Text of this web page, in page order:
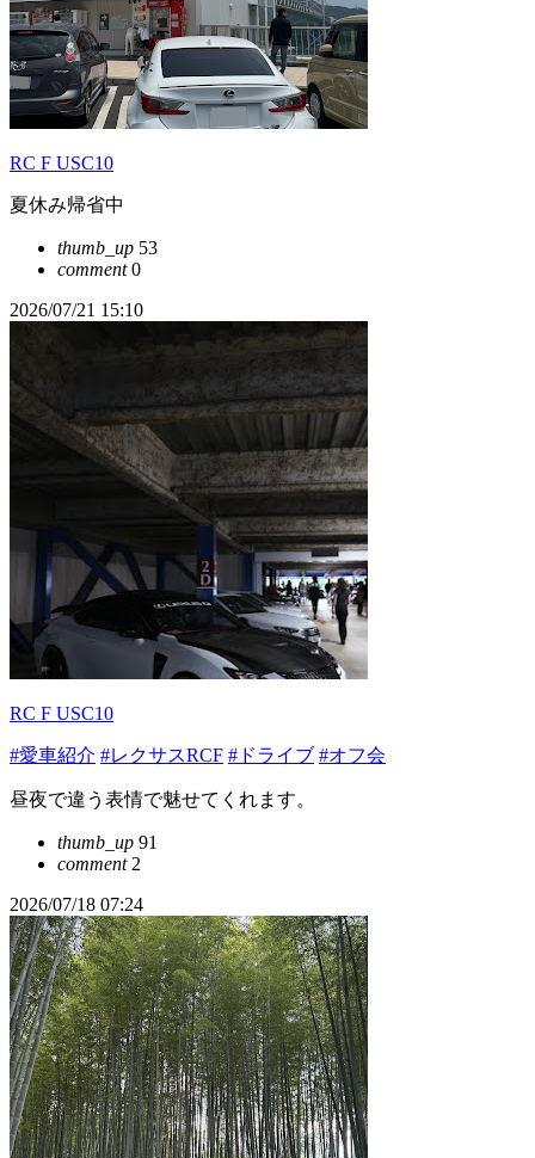
RC F USC10
夏休み帰省中
thumb_up 53
comment0
2026/07/21 15:10
RC F USC10
#愛車紹介 #レクサスRCF #ドライブ #オフ会
昼夜で違う表情で魅せてくれます。
thumb_up 91
comment2
2026/07/18 07:24